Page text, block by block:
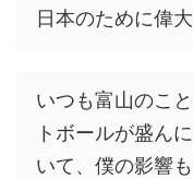
日本のために偉
いつも富山のこ
トボールが盛ん
いて、僕の影響